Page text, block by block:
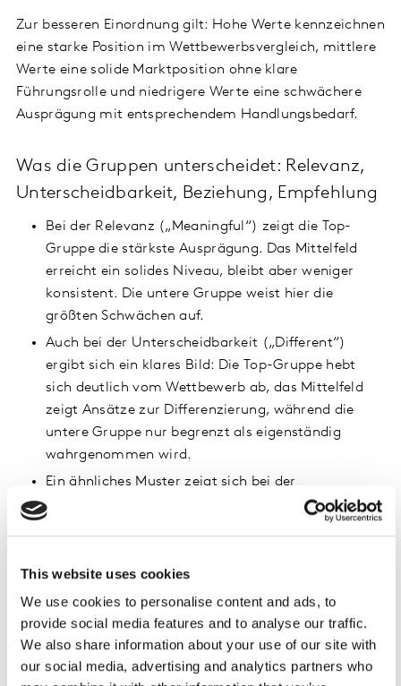
This website uses cookies
We use cookies to personalise content and ads, to
provide social media features and to analyse our traffic.
We also share information about your use of our site with
our social media, advertising and analytics partners who
Zur besseren Einordnung gilt: Hohe Werte kennzeichnen
eine starke Position im Wettbewerbsvergleich, mittlere
Werte eine solide Marktposition ohne klare
Führungsrolle und niedrigere Werte eine schwächere
Ausprägung mit entsprechendem Handlungsbedarf.
Was die Gruppen unterscheidet: Relevanz,
Unterscheidbarkeit, Beziehung, Empfehlung
Bei der Relevanz („Meaningful“) zeigt die Top-
Gruppe die stärkste Ausprägung. Das Mittelfeld
erreicht ein solides Niveau, bleibt aber weniger
konsistent. Die untere Gruppe weist hier die
größten Schwächen auf.
Auch bei der Unterscheidbarkeit („Different“)
ergibt sich ein klares Bild: Die Top-Gruppe hebt
sich deutlich vom Wettbewerb ab, das Mittelfeld
zeigt Ansätze zur Differenzierung, während die
untere Gruppe nur begrenzt als eigenständig
wahrgenommen wird.
Ein ähnliches Muster zeigt sich bei der
Beziehungsstärke / Markenpräferenz (Experience
Strength): Die Top-Gruppe baut die engste Bindung
Gruppe erreicht die geringste Nähe zu den
Kund*innen.
Beim NPS liegt die Top-Gruppe tendenziell
ebenfalls vorn. Für die Einordnung ergibt sich
jedoch ein weniger klares Bild als beim Experience